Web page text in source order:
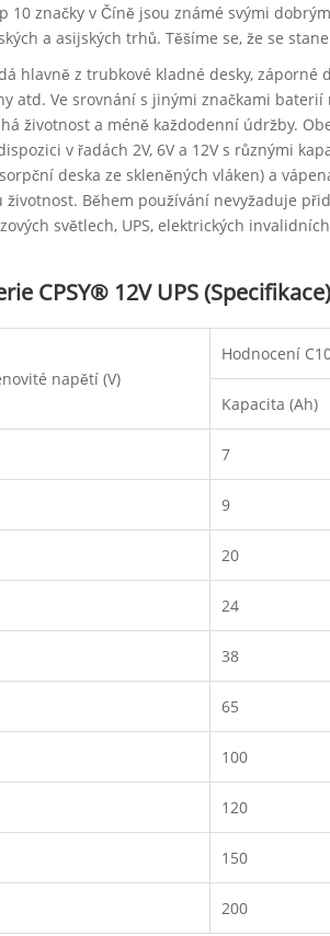
10 značky v Číně jsou známé svými
a asijských trhů. Těšíme se, že se
hlavně z trubkové kladné desky,
atd. Ve srovnání s jinými značkami
životnost a méně každodenní údržby.
v řadách 2V, 6V a 12V s různými
deska ze skleněných vláken) a
Během používání nevyžaduje
světlech, UPS, elektrických
CPSY® 12V UPS (Specifikace)
napětí (V)
Hodnocení
Kapacita (Ah)
7
9
20
24
38
65
100
120
150
200